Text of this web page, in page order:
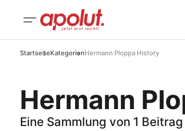
StartseiteKategorienHermann Ploppa History
Hermann
Eine Sammlung von 1 Beitrag